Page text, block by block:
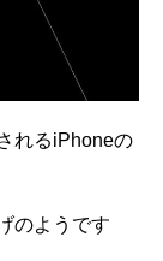
れるiPhoneの
のようです